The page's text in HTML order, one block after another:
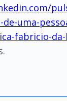
de-uma-
fabricio-